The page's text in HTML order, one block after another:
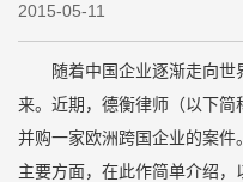
2015-05-11
随着中国企业逐渐走向世
来。近期，德衡律师（以下简
并购一家欧洲跨国企业的案
主要方面，在此作简单介绍